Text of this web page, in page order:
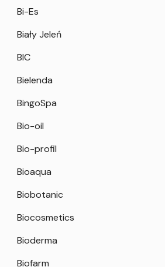
Bi-Es
Biały Jeleń
BIC
Bielenda
BingoSpa
Bio-oil
Bio-profil
Bioaqua
Biobotanic
Biocosmetics
Bioderma
Biofarm